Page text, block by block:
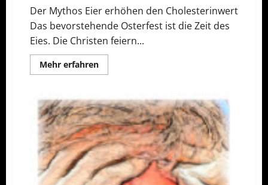
Der Mythos Eier erhöhen den Cholesterinwert
Das bevorstehende Osterfest ist die Zeit des
Eies. Die Christen feiern...
Mehr erfahrenMehr
Informationen
Ostereier
gefährlich?